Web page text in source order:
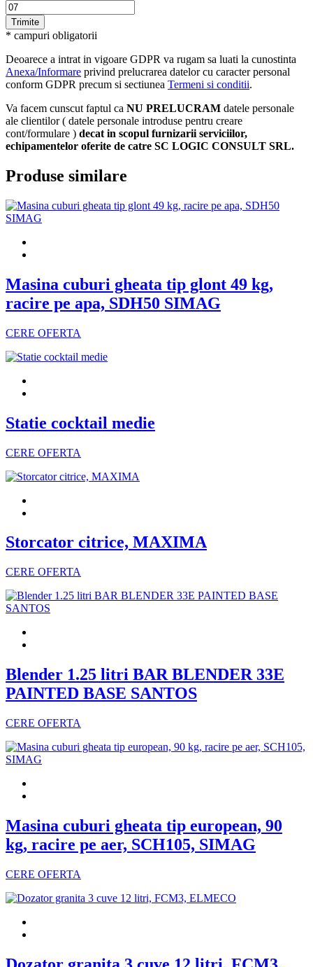
* campuri obligatorii
Deoarece a intrat in vigoare GDPR va rugam sa luati la cunostinta
Anexa/Informare privind prelucrarea datelor cu caracter personal
conform GDPR precum si sectiunea Termeni si conditii.
Va facem cunscut faptul ca NU PRELUCRAM datele personale
ale clientilor ( datele personale introduse pentru creare
cont/formulare ) decat in scopul furnizarii serviciilor,
echipamentelor oferite de catre SC LOGIC CONSULT SRL.
Produse similare
Masina cuburi gheata tip glont 49 kg,
racire pe apa, SDH50 SIMAG
CERE OFERTA
Statie cocktail medie
CERE OFERTA
Storcator citrice, MAXIMA
CERE OFERTA
Blender 1.25 litri BAR BLENDER 33E
PAINTED BASE SANTOS
CERE OFERTA
Masina cuburi gheata tip european, 90
kg, racire pe aer, SCH105, SIMAG
CERE OFERTA